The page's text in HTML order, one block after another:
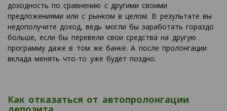
доходность по сравнению с другими своими
предложениями или с рынком в целом. В результате вы
недополучите доход, ведь могли бы заработать гораздо
больше, если бы перевели свои средства на другую
программу даже в том же банке. А после пролонгации
вклада менять что-то уже будет поздно.
Как отказаться от автопролонгации